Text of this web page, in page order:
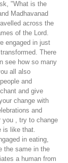
"What is the
Madhavanad
across the
of the Lord.
engaged in just
There
see how so many
all also
and
and give
change with
and
you , try to change
is like that.
in eating,
the same in the
a human from